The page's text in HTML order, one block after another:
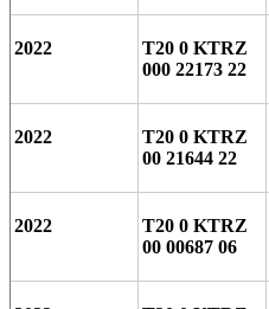
2022
T20 0 KTRZ
000 22173 22
2022
T20 0 KTRZ
00 21644 22
2022
T20 0 KTRZ
00 00687 06